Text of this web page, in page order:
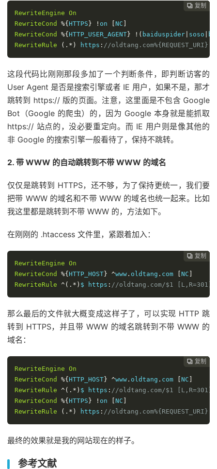
 复制
 复制
 复制
 复制
 复制
RewriteEngine On
RewriteCond
%{ HTTPS } ! on NC
RewriteCond
%{ HTTP_USER_AGENT } !( baiduspider soso
RewriteRule
(.*) https : //oldtang.com%{REQUEST_URI}
这段代码比刚刚那段多加了一个判断条件，即判断访客的
User Agent 是否是搜索引擎或者 IE 用户，如果不是，那才
跳转到 https:// 版的页面。注意，这里面是不包含 Google
Bot（Google 的爬虫）的，因为 Google 本身就是能抓取
https:// 站点的，没必要重定向。而 IE 用户则是像其他的
非 Google 的搜索引擎一般看待了，保持不跳转。
2. 带 WWW 的自动跳转到不带 WWW 的域名
仅仅是跳转到 HTTPS，还不够，为了保持更统一，我们要
把带 WWW 的域名和不带 WWW 的域名也统一起来。比如
我这里都是跳转到不带 WWW 的，方法如下。
在刚刚的 .htaccess 文件里，紧跟着加入：
 复制
 复制
 复制
 复制
RewriteEngine On
RewriteCond
%{ HTTP_HOST } ^www . oldtang . com NC
RewriteRule ^(.*) $ https : //oldtang.com/$1 [L,R=301]
那么最后的文件就大概变成这样子了，可以实现 HTTP 跳
转到 HTTPS，并且带 WWW 的域名跳转到不带 WWW 的
域名：
 复制
 复制
 复制
RewriteEngine On
RewriteCond
%{ HTTP_HOST } ^www . oldtang . com NC
RewriteRule ^(.*) $ https : //oldtang.com/$1 [L,R=301]
RewriteCond
%{ HTTPS } ! on NC
RewriteRule
(.*) https : //oldtang.com%{REQUEST_URI}
最终的效果就是我的网站现在的样子。
参考文献